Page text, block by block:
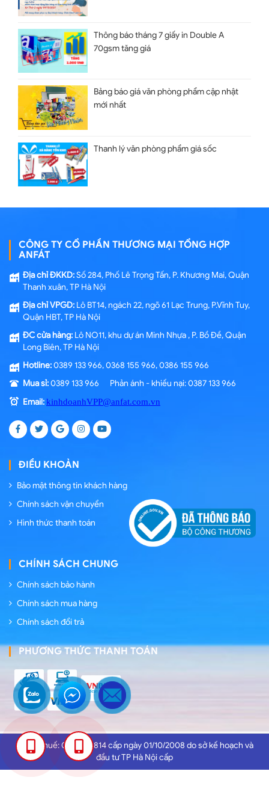
Thông báo tháng 7 giấy in Double A
70gsm tăng giá
Bảng báo giá văn phòng phẩm cập nhật
mới nhất
Thanh lý văn phòng phẩm giá sốc
CÔNG TY CỔ PHẦN THƯƠNG MẠI TỔNG HỢP
ANFÁT
Địa chỉ ĐKKD:Số 284, Phố Lê Trọng Tấn, P. Khương Mai, Quận
Thanh xuân, TP Hà Nội
Địa chỉ VPGD: Lô BT14, ngách 22, ngõ 61 Lạc Trung, P.Vĩnh Tuy,
Quận HBT, TP Hà Nội
ĐC cửa hàng: Lô NO11, khu dự án Minh Nhựa , P. Bồ Đề, Quận
Long Biên, TP Hà Nội
Hotline:0389 133 966, 0368 155 966, 0386 155 966
Mua sỉ:0389 133 966 Phản ánh - khiếu nại: 0387 133 966
Email:kinhdoanhVPP@anfat.com.vn
ĐIỀU KHOẢN
Bảo mật thông tin khách hàng
Chính sách vận chuyển
Hình thức thanh toán
CHÍNH SÁCH CHUNG
Chính sách bảo hành
Chính sách mua hàng
Chính sách đổi trả
PHƯƠNG THỨC THANH TOÁN
Mã số thuế: 0102959814 cấp ngày 01/10/2008 do sở kế hoạch và
đầu tư TP Hà Nội cấp
155
133